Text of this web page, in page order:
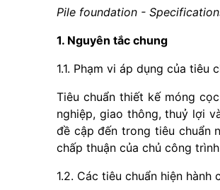
Pile foundation -
1. Nguyên tắc chung
1.1. Phạm vi áp dụng của tiêu
Tiêu chuẩn thiết kế móng
nghiệp, giao thông, thuỷ lợi
đề cập đến trong tiêu chuẩn
chấp thuận của chủ công
1.2. Các tiêu chuẩn hiện hành